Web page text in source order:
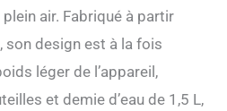
extérieur. [Prolongez vos
séjours dans la nature]
Dotée de la technologie
révolutionnaire X-
GaNPower, la RIVER 3
optimise l'efficacité
air. Fabriqué à partir
son design est à la fois
léger de l’appareil,
et demie d’eau de 1,5 L,